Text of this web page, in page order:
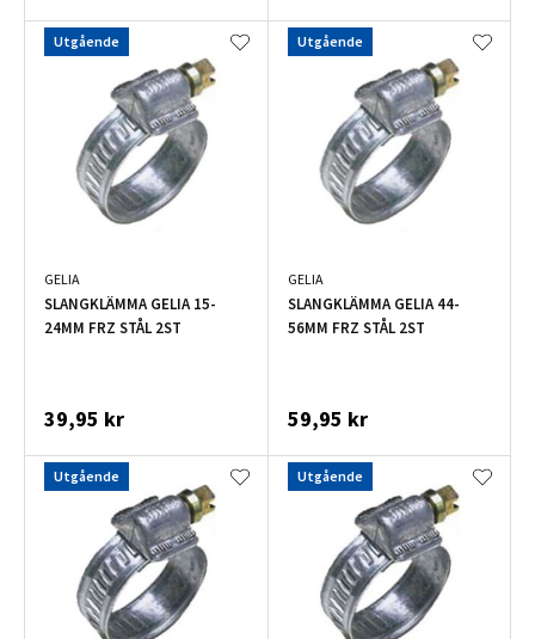
Utgående
GELIA
SLANGKLÄMMA GELIA 15-
24MM FRZ STÅL 2ST
39,95 kr
Utgående
GELIA
SLANGKLÄMMA GELIA 44-
56MM FRZ STÅL 2ST
59,95 kr
Utgående Utgående